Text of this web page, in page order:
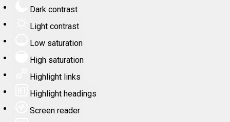
Dark contrast
Light contrast
Low saturation
High saturation
Highlight links
Highlight headings
Screen reader